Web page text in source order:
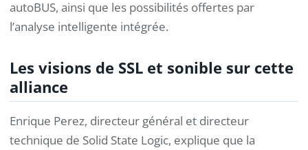
autoBUS, ainsi que les possibilités offertes par
l’analyse intelligente intégrée.
Les visions de SSL et sonible sur cette
alliance
Enrique Perez, directeur général et directeur
technique de Solid State Logic, explique que la